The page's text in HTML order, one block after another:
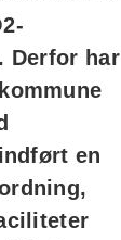
Derfor har
en